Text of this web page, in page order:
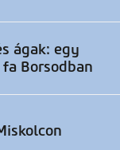
ágak: egy
Borsodban